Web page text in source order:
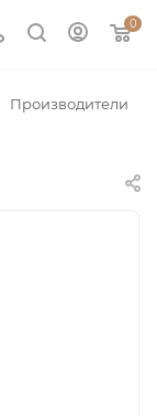
0
Производители